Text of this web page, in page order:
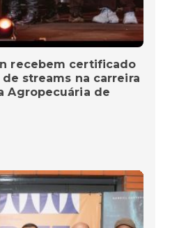
recebem certificado
streams na carreira
Agropecuária de